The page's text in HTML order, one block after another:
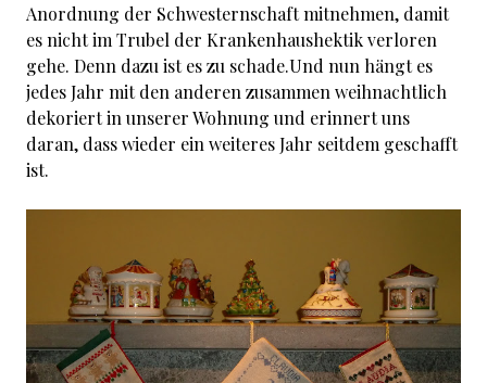
Anordnung der Schwesternschaft mitnehmen, damit
es nicht im Trubel der Krankenhaushektik verloren
gehe. Denn dazu ist es zu schade.Und nun hängt es
jedes Jahr mit den anderen zusammen weihnachtlich
dekoriert in unserer Wohnung und erinnert uns
daran, dass wieder ein weiteres Jahr seitdem geschafft
ist.